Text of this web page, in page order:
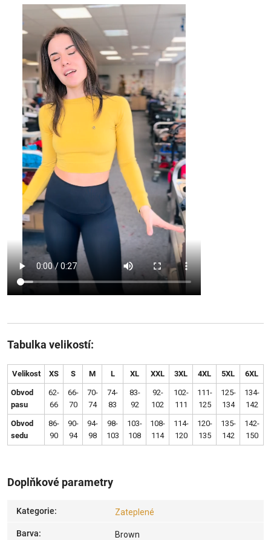
Tabulka velikostí:
Velikost XS S M L XL XXL 3XL 4XL 5XL 6XL
Obvod
pasu
62-
66
66-
70
70-
74
74-
83
83-
92
92-
102
102-
111
111-
125
125-
134
134-
142
Obvod
sedu
86-
90
90-
94
94-
98
98-
103
103-
108
108-
114
114-
120
120-
135
135-
142
142-
150
Doplňkové parametry
Kategorie: Zateplené
Barva: Brown